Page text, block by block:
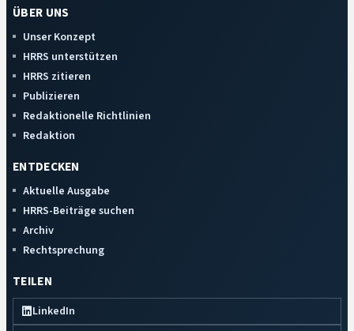
ÜBER UNS
Unser Konzept
HRRS unterstützen
HRRS zitieren
Publizieren
Redaktionelle Richtlinien
Redaktion
ENTDECKEN
Aktuelle Ausgabe
HRRS-Beiträge suchen
Archiv
Rechtsprechung
TEILEN
LinkedIn